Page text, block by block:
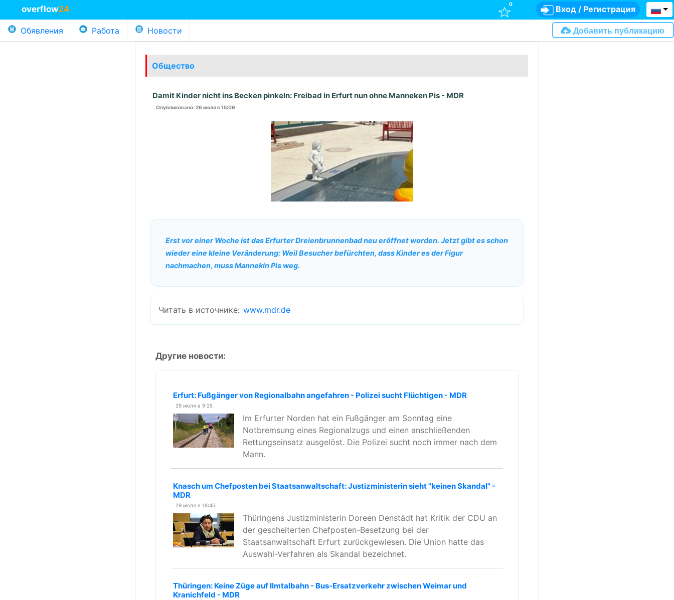
overflow24 0 Вход / Регистрация
Обявления Работа Новости Добавить публикацию
Общество
Damit Kinder nicht ins Becken pinkeln: Freibad in Erfurt nun ohne Manneken Pis - MDR
Опубликовано: 26 июля в 15:09
Erst vor einer Woche ist das Erfurter Dreienbrunnenbad neu eröffnet worden. Jetzt gibt es schon
wieder eine kleine Veränderung: Weil Besucher befürchten, dass Kinder es der Figur
nachmachen, muss Mannekin Pis weg.
Читать в источнике: www.mdr.de
Другие новости:
Erfurt: Fußgänger von Regionalbahn angefahren - Polizei sucht Flüchtigen - MDR
29 июля в 9:25
Im Erfurter Norden hat ein Fußgänger am Sonntag eine
Notbremsung eines Regionalzugs und einen anschließenden
Rettungseinsatz ausgelöst. Die Polizei sucht noch immer nach dem
Mann.
Knasch um Chefposten bei Staatsanwaltschaft: Justizministerin sieht "keinen Skandal" -
MDR
29 июля в 18:45
Thüringens Justizministerin Doreen Denstädt hat Kritik der CDU an
der gescheiterten Chefposten-Besetzung bei der
Staatsanwaltschaft Erfurt zurückgewiesen. Die Union hatte das
Auswahl-Verfahren als Skandal bezeichnet.
Thüringen: Keine Züge auf Ilmtalbahn - Bus-Ersatzverkehr zwischen Weimar und
Kranichfeld - MDR